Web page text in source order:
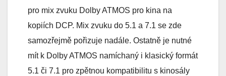
pro mix zvuku Dolby ATMOS pro kina na
kopiích DCP. Mix zvuku do 5.1 a 7.1 se zde
samozřejmě pořizuje nadále. Ostatně je nutné
mít k Dolby ATMOS namíchaný i klasický formát
5.1 či 7.1 pro zpětnou kompatibilitu s kinosály